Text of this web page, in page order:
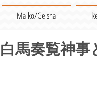
Maiko/Geisha
馬奏覧神事